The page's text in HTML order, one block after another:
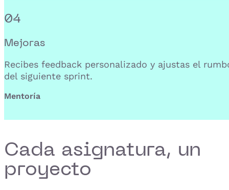
04
Mejoras
Recibes feedback personalizado y ajustas el
del siguiente sprint.
Mentoría
Cada asignatura, un
proyecto